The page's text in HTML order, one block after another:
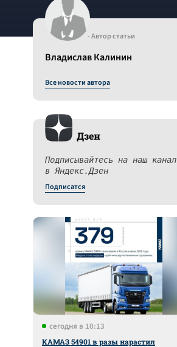
- Автор статьи
Владислав Калинин
Все новости автора
Дзен
Подписывайтесь на наш канал
в Яндекс.Дзен
Подписатся
сегодня в 10:13
КАМАЗ 54901 в разы нарастил